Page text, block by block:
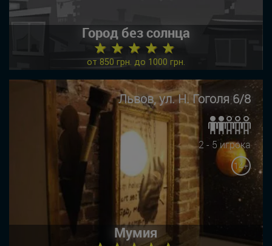
Город без солнца
★ ★ ★ ★ ★
от 850 грн. до 1000 грн.
Львов, ул. Н. Гоголя 6/8
2 - 5 игрока
14+
Мумия